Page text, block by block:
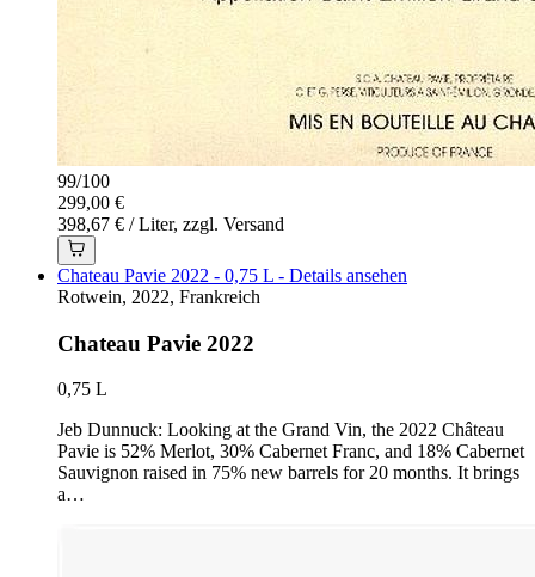
99/100
299,00 €
398,67 € / Liter, zzgl. Versand
Chateau Pavie 2022 - 0,75 L - Details ansehen
Rotwein, 2022, Frankreich
Chateau Pavie 2022
0,75 L
Jeb Dunnuck: Looking at the Grand Vin, the 2022 Château
Pavie is 52% Merlot, 30% Cabernet Franc, and 18% Cabernet
Sauvignon raised in 75% new barrels for 20 months. It brings
a…